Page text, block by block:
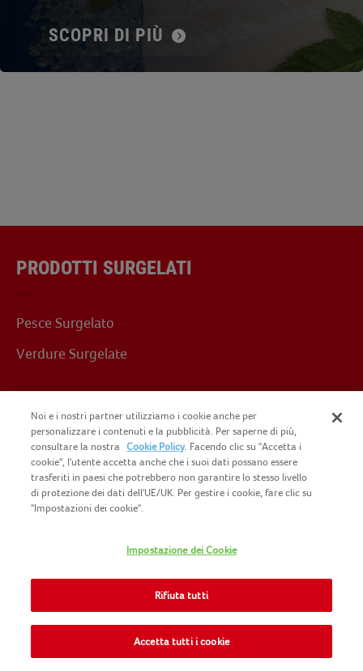
SCOPRI DI PIÙ
PRODOTTI SURGELATI
Pesce Surgelato
Verdure Surgelate
RICETTE DI FINDUS
Ricette con pesce
I NOSTRI MARCHI
Noi e i nostri partner utilizziamo i cookie anche per
personalizzare i contenuti e la pubblicità. Per saperne di più,
consultare la nostra
Cookie Policy. Facendo clic su "Accetta i
cookie", l'utente accetta anche che i suoi dati possano essere
trasferiti in paesi che potrebbero non garantire lo stesso livello
di protezione dei dati dell'UE/UK. Per gestire i cookie, fare clic su
"Impostazioni dei cookie".
Impostazione dei Cookie
Rifiuta tutti
Accetta tutti i cookie